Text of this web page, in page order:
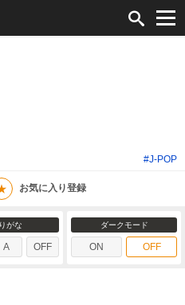
#J-POP
お気に入り登録
がな
A OFF
ダークモード
ON OFF